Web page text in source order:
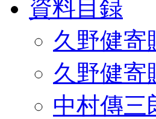
資料目録
久野健寄
久野健寄
中村傳三